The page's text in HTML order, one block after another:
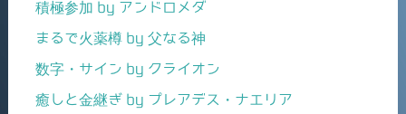
積極参加 by アンドロメダ
まるで火薬樽 by 父なる神
数字・サイン by クライオン
癒しと金継ぎ by プレアデス・ナエリア